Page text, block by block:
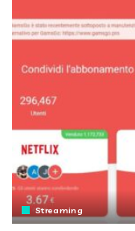
Streaming